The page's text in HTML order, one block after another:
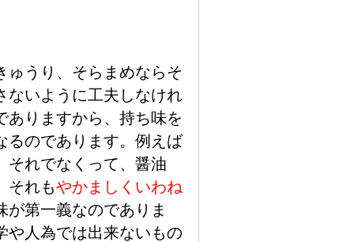
ゅうり、そらまめならそ
ないように工夫 しなけれ
ありますから、 持ち味を
のであります。 例 えば
れでなくって、 醤油
それもやかましくいわね
が第一義なのでありま
や 人為では出来ないもの